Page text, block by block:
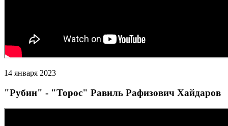
14 января 2023
"Рубин" - "Торос" Равиль Рафизович Хайдаров